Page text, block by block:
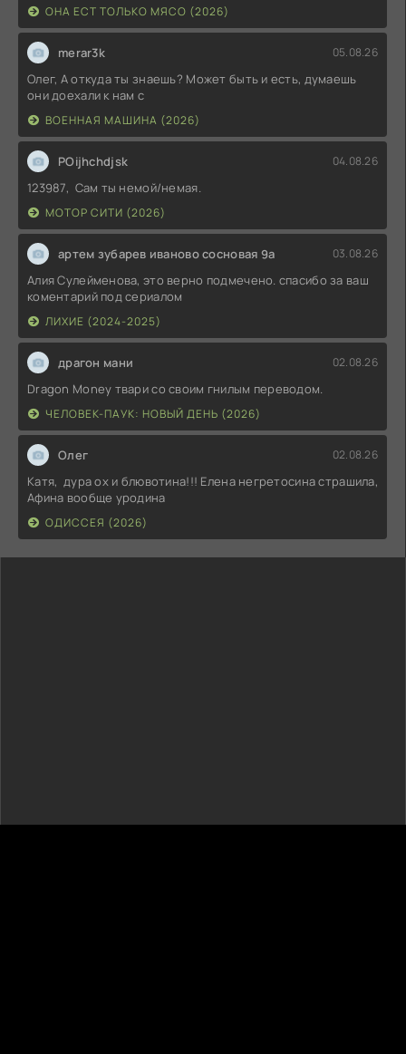
ОНА ЕСТ ТОЛЬКО МЯСО (2026)
merar3k 05.08.26
Олег, А откуда ты знаешь? Может быть и есть, думаешь
они доехали к нам с
ВОЕННАЯ МАШИНА (2026)
POijhchdjsk 04.08.26
123987, Сам ты немой/немая.
МОТОР СИТИ (2026)
артем зубарев иваново сосновая 9а 03.08.26
Алия Сулейменова, это верно подмечено. спасибо за ваш
коментарий под сериалом
ЛИХИЕ (2024-2025)
драгон мани 02.08.26
Dragon Money твари со своим гнилым переводом.
ЧЕЛОВЕК-ПАУК: НОВЫЙ ДЕНЬ (2026)
Олег 02.08.26
Катя, дура ох и блювотина!!! Елена негретосина страшила,
Афина вообще уродина
ОДИССЕЯ (2026)